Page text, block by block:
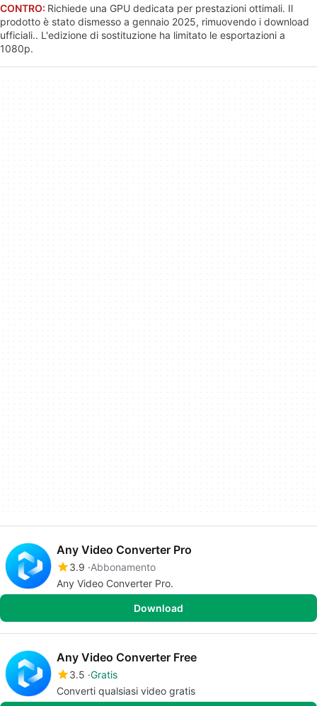
CONTRO: Richiede una GPU dedicata per prestazioni ottimali. Il
prodotto è stato dismesso a gennaio 2025, rimuovendo i download
ufficiali.. L'edizione di sostituzione ha limitato le esportazioni a
1080p.
Any Video Converter Pro
3.9 Abbonamento
Any Video Converter Pro.
Download
Any Video Converter Free
3.5 Gratis
Converti qualsiasi video gratis